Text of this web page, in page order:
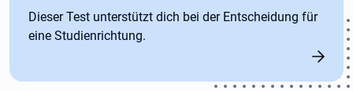
Dieser Test unterstützt dich bei der Entscheidung für
eine Studienrichtung.